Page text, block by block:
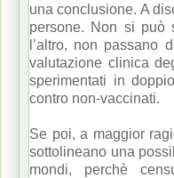
una conclusione. A
persone. Non si può
l’altro, non passano
valutazione clinica
sperimentati in
contro non-vaccinati.
Se poi, a maggior
sottolineano una
mondi, perchè